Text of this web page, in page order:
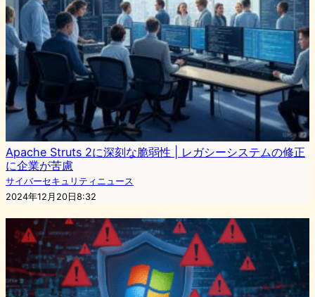
Apache Struts 2に深刻な脆弱性 | レガシーシステムの修正
に企業が苦慮
サイバーセキュリティニュース
2024年12月20日8:32